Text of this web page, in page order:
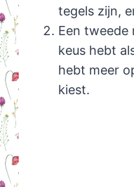
tegels zijn,
Een tweede
keus hebt
hebt meer
kiest.